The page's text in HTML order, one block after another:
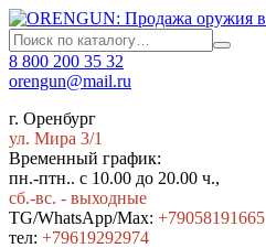
8 800 200 35 32
orengun@mail.ru
г. Оренбург
ул. Мира 3/1
Временный график:
пн.-птн.. с 10.00 до 20.00 ч.,
сб.-вс. - выходные
TG/WhatsApp/Max: +79058191665
тел: +79619292974